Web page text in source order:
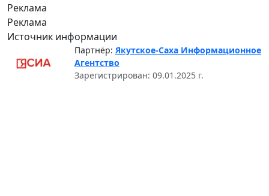
Реклама
Реклама
Источник информации
Партнёр: Якутское-Саха Информационное
Агентство
Зарегистрирован: 09.01.2025 г.